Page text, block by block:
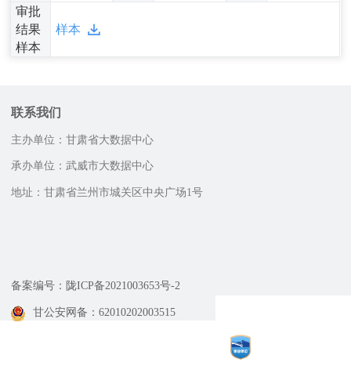
审批
结果
样本
样本
联系我们
主办单位：甘肃省大数据中心
承办单位：武威市大数据中心
地址：甘肃省兰州市城关区中央广场1号
备案编号：陇ICP备2021003653号-2
甘公安网备：62010202003515